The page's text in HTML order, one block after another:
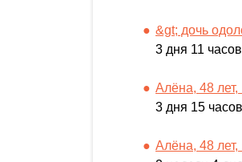
&gt; дочь
3 дня 11
Алёна, 48
3 дня 15
Алёна, 48